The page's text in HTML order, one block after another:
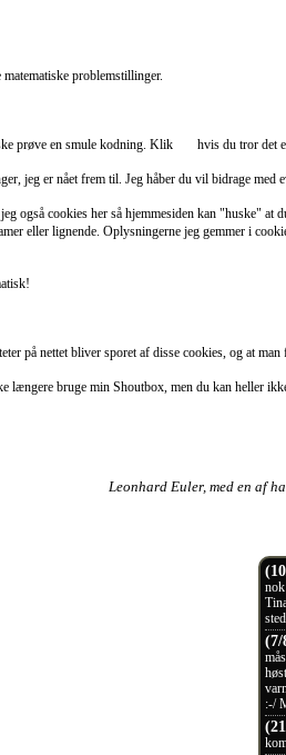
problemstillinger.
prøve en smule kodning. Klik hvis du tror det
jeg er nået frem til. Jeg håber du vil bidrage med
også cookies her så hjemmesiden kan "huske"
eller lignende. Oplysningerne jeg gemmer i
på nettet bliver sporet af disse cookies, og at
længere bruge min Shoutbox, men du kan heller
Leonhard Euler, med en af
(7/
:-/